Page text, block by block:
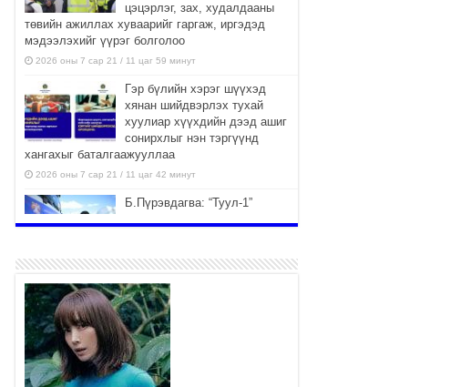
цэцэрлэг, зах, худалдааны
төвийн ажиллах хуваарийг гаргаж, иргэдэд
мэдээлэхийг үүрэг болголоо
2026 оны 7 сар 21 / 11 цаг 59 минут
Гэр бүлийн хэрэг шүүхэд
хянан шийдвэрлэх тухай
хуулиар хүүхдийн дээд ашиг
сонирхлыг нэн тэргүүнд
хангахыг баталгаажууллаа
2026 оны 7 сар 21 / 11 цаг 42 минут
Б.Пүрэвдагва: “Туул-1”
2026 оны 7 сар 21 / 10 цаг 15 минут
НИЙСЛЭЛ, АЙМГИЙН
УДИРДЛАГУУДЫН АЖЛЫГ
ХҮНД СУРТЛЫГ БУУРУУЛЖ,
ИРГЭД, АЖ АХУЙН НЭГЖИЙН
АЧААГ ХЭРХЭН ХӨНГӨЛСНӨӨР ДҮГНЭНЭ